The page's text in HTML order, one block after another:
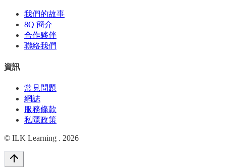
我們的故事
8Q 簡介
合作夥伴
聯絡我們
資訊
常見問題
網誌
服務條款
私隱政策
© ILK Learning . 2026